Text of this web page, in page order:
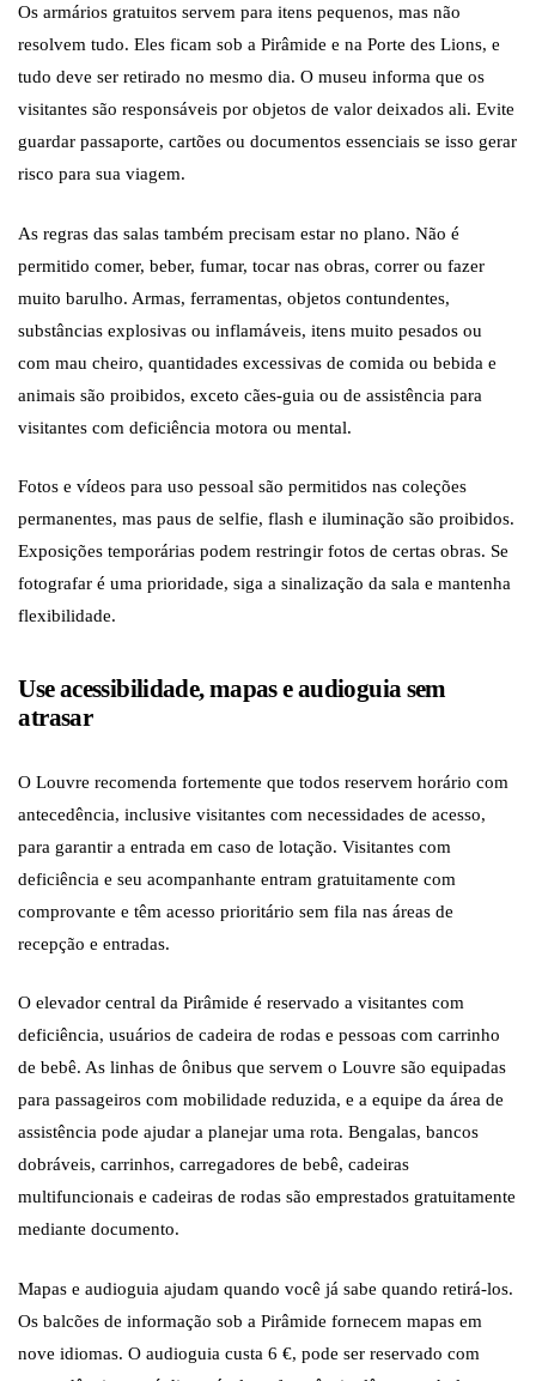
Os armários gratuitos servem para itens pequenos, mas não
resolvem tudo. Eles ficam sob a Pirâmide e na Porte des Lions, e
tudo deve ser retirado no mesmo dia. O museu informa que os
visitantes são responsáveis por objetos de valor deixados ali. Evite
guardar passaporte, cartões ou documentos essenciais se isso gerar
risco para sua viagem.
As regras das salas também precisam estar no plano. Não é
permitido comer, beber, fumar, tocar nas obras, correr ou fazer
muito barulho. Armas, ferramentas, objetos contundentes,
substâncias explosivas ou inflamáveis, itens muito pesados ou
com mau cheiro, quantidades excessivas de comida ou bebida e
animais são proibidos, exceto cães-guia ou de assistência para
visitantes com deficiência motora ou mental.
Fotos e vídeos para uso pessoal são permitidos nas coleções
permanentes, mas paus de selfie, flash e iluminação são proibidos.
Exposições temporárias podem restringir fotos de certas obras. Se
fotografar é uma prioridade, siga a sinalização da sala e mantenha
flexibilidade.
Use acessibilidade, mapas e audioguia sem
atrasar
O Louvre recomenda fortemente que todos reservem horário com
antecedência, inclusive visitantes com necessidades de acesso,
para garantir a entrada em caso de lotação. Visitantes com
deficiência e seu acompanhante entram gratuitamente com
comprovante e têm acesso prioritário sem fila nas áreas de
recepção e entradas.
O elevador central da Pirâmide é reservado a visitantes com
deficiência, usuários de cadeira de rodas e pessoas com carrinho
de bebê. As linhas de ônibus que servem o Louvre são equipadas
para passageiros com mobilidade reduzida, e a equipe da área de
assistência pode ajudar a planejar uma rota. Bengalas, bancos
dobráveis, carrinhos, carregadores de bebê, cadeiras
multifuncionais e cadeiras de rodas são emprestados gratuitamente
mediante documento.
Mapas e audioguia ajudam quando você já sabe quando retirá-los.
Os balcões de informação sob a Pirâmide fornecem mapas em
nove idiomas. O audioguia custa 6 €, pode ser reservado com